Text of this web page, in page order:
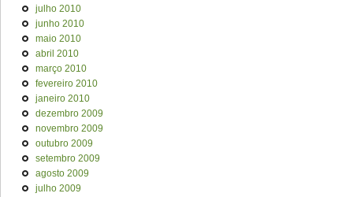
julho 2010
junho 2010
maio 2010
abril 2010
março 2010
fevereiro 2010
janeiro 2010
dezembro 2009
novembro 2009
outubro 2009
setembro 2009
agosto 2009
julho 2009